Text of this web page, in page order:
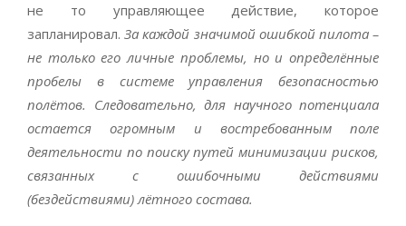
не то управляющее действие, которое
запланировал.За каждой значимой ошибкой пилота –
не только его личные проблемы, но и определённые
пробелы в системе управления безопасностью
полётов. Следовательно, для научного потенциала
остается огромным и востребованным поле
деятельности по поиску путей минимизации рисков,
связанных с ошибочными действиями
(бездействиями) лётного состава.